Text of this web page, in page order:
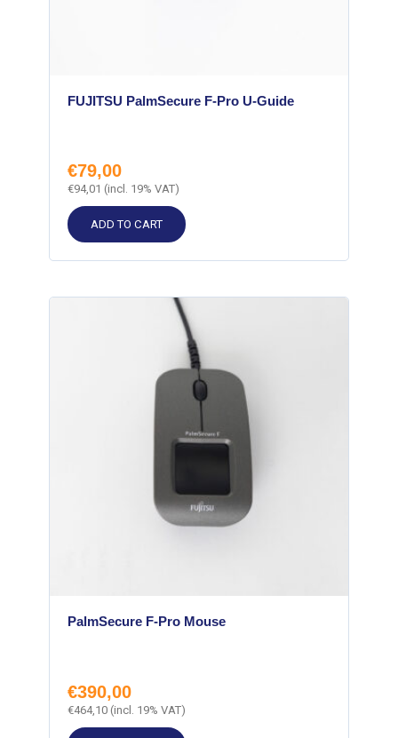
FUJITSU PalmSecure F-Pro U-Guide
€79,00
€94,01 (incl. 19% VAT)
ADD TO CART
PalmSecure F-Pro Mouse
€390,00
€464,10 (incl. 19% VAT)